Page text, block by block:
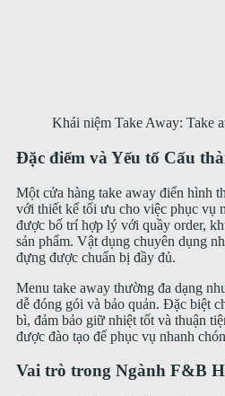
Khái niệm Take Away: Take
Đặc điểm và Yếu tố Cấu
Một cửa hàng take away điển hình
với thiết kế tối ưu cho việc phục vụ
được bố trí hợp lý với quầy order,
sản phẩm. Vật dụng chuyên dụng
đựng được chuẩn bị đầy đủ.
Menu take away thường đa dạng
dễ đóng gói và bảo quản. Đặc biệt
bì, đảm bảo giữ nhiệt tốt và thuận
được đào tạo để phục vụ nhanh
Vai trò trong Ngành F&B